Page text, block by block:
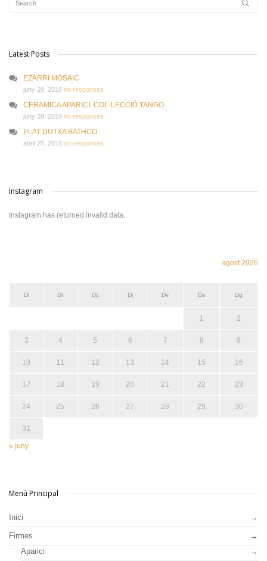
Latest Posts
EZARRI MOSAIC
juny 29, 2018 no responses
CERAMICA APARICI. COL·LECCIÓ TANGO
juny 28, 2018 no responses
PLAT DUTXA BATHCO
abril 25, 2018 no responses
Instagram
Instagram has returned invalid data.
agost 2026
Dl Dt Dc Dj Dv Ds Dg
1 2
3 4 5 6 7 8 9
10 11 12 13 14 15 16
17 18 19 20 21 22 23
24 25 26 27 28 29 30
31
« juny
Menú Principal
Inici
Firmes
Aparici